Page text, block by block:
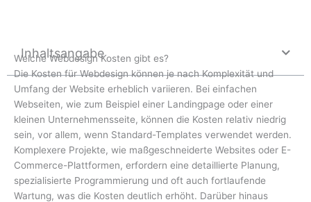
Inhaltsangabe
Welche Webdesign Kosten gibt es?
Die Kosten für Webdesign können je nach Komplexität und
Umfang der Website erheblich variieren. Bei einfachen
Webseiten, wie zum Beispiel einer Landingpage oder einer
kleinen Unternehmensseite, können die Kosten relativ niedrig
sein, vor allem, wenn Standard-Templates verwendet werden.
Komplexere Projekte, wie maßgeschneiderte Websites oder E-
Commerce-Plattformen, erfordern eine detaillierte Planung,
spezialisierte Programmierung und oft auch fortlaufende
Wartung, was die Kosten deutlich erhöht. Darüber hinaus